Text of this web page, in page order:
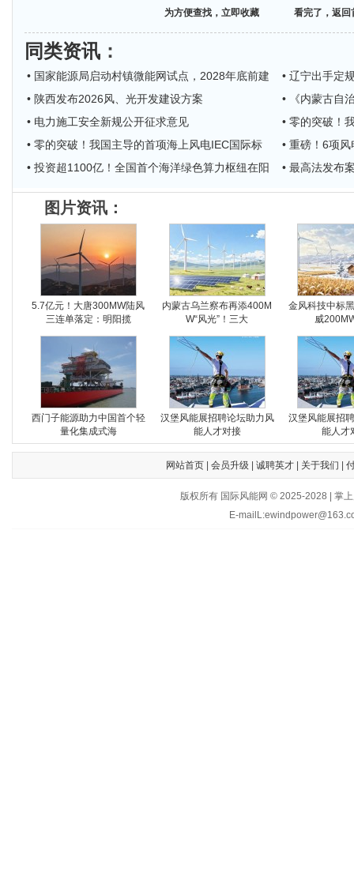
为方便查找，立即收藏 看完了，返回
同类资讯 ：
• 国家能源局启动村镇微能网试点，2028年底前建
• 辽宁出手定
• 陕西发布2026风、光开发建设方案
• 《内蒙古自
• 电力施工安全新规公开征求意见
• 零的突破！
• 零的突破！我国主导的首项海上风电IEC国际标
• 重磅！6项
• 投资超1100亿！全国首个海洋绿色算力枢纽在阳
• 最高法发布
图片资讯：
5.7亿元！大唐300MW陆风
三连单落定：明阳揽
内蒙古乌兰察布再添400M
W“风光”！三大
金风科技中标
威
西门子能源助力中国首个轻
量化集成式海
汉堡风能展招聘论坛助力风
能人才对接
汉堡风能展招
能人才
网站首页| 会员升级 诚聘英才| 关于我们
版权所有 国际风能网 © 2025-2028 | 掌
E-